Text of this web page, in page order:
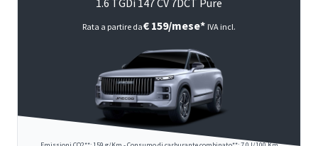
1.6 TGDi 147 CV 7DCT Pure
Rata a partire da€ 159/mese* IVA incl.